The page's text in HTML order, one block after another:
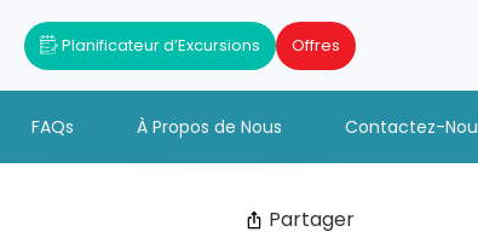
Planificateur d’Excursions Offres
FAQs À Propos de Nous Contactez-
Partager